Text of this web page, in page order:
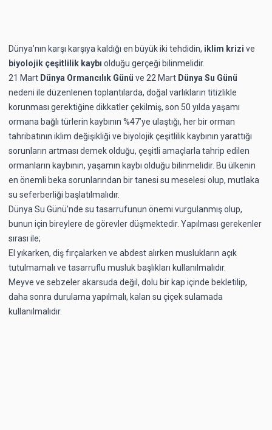
Dünya’nın karşı karşıya kaldığı en büyük iki tehdidin, iklim krizi ve
biyolojik çeşitlilik kaybı olduğu gerçeği bilinmelidir.
21 Mart Dünya Ormancılık Günü ve 22 Mart Dünya Su Günü
nedeni ile düzenlenen toplantılarda, doğal varlıkların titizlikle
korunması gerektiğine dikkatler çekilmiş, son 50 yılda yaşamı
ormana bağlı türlerin kaybının %47’ye ulaştığı, her bir orman
tahribatının iklim değişikliği ve biyolojik çeşitlilik kaybının yarattığı
sorunların artması demek olduğu, çeşitli amaçlarla tahrip edilen
ormanların kaybının, yaşamın kaybı olduğu bilinmelidir. Bu ülkenin
en önemli beka sorunlarından bir tanesi su meselesi olup, mutlaka
su seferberliği başlatılmalıdır.
Dünya Su Günü’nde su tasarrufunun önemi vurgulanmış olup,
bunun için bireylere de görevler düşmektedir. Yapılması gerekenler
sırası ile;
El yıkarken, diş fırçalarken ve abdest alırken muslukların açık
tutulmamalı ve tasarruflu musluk başlıkları kullanılmalıdır.
Meyve ve sebzeler akarsuda değil, dolu bir kap içinde bekletilip,
daha sonra durulama yapılmalı, kalan su çiçek sulamada
kullanılmalıdır.